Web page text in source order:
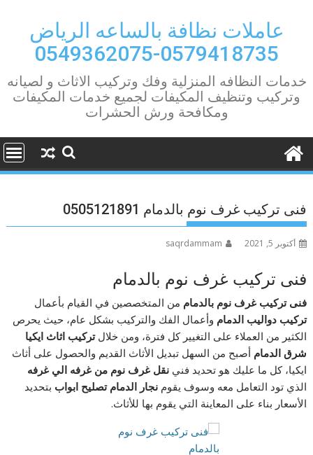
contentعاملات نظافة بالساعه الرياض
0579418735-0549362075
خدمات النظافه المنزلية وفك وتركيب الاثاث و لصيانه
وتركيب وتنظيف المكيفات لجميع خدمات المكيفات
ومكافحة ورش الحشرات
فنى تركيب غرف نوم بالدمام 0505121891
أكتوبر 5, 2021 saqrdammam
فنى تركيب غرف نوم بالدمام
فنى تركيب غرف نوم بالدمام من المتخصصين في القيام بأعمال
تركيب دواليب الدمام وأعمال الفك والتركيب بشكل عام، حيث يحرص
الكثير من العملاء على التغيير كل فترة، ومن خلالتركيب اثاث ايكيا
شرق الدمام أصبح من السهل تبديل الأثاث القديم والحصول على أثاث
ايكيا، كل ما عليك هو تحديد فنينقل غرف نوم من غرفه الي غرفه
الذي تود التعامل معه وسوف يقومنجار الدمام تصليح ابواب بتحديد
الأسعار بناء على المعاينة التي يقوم بها للأثاث.